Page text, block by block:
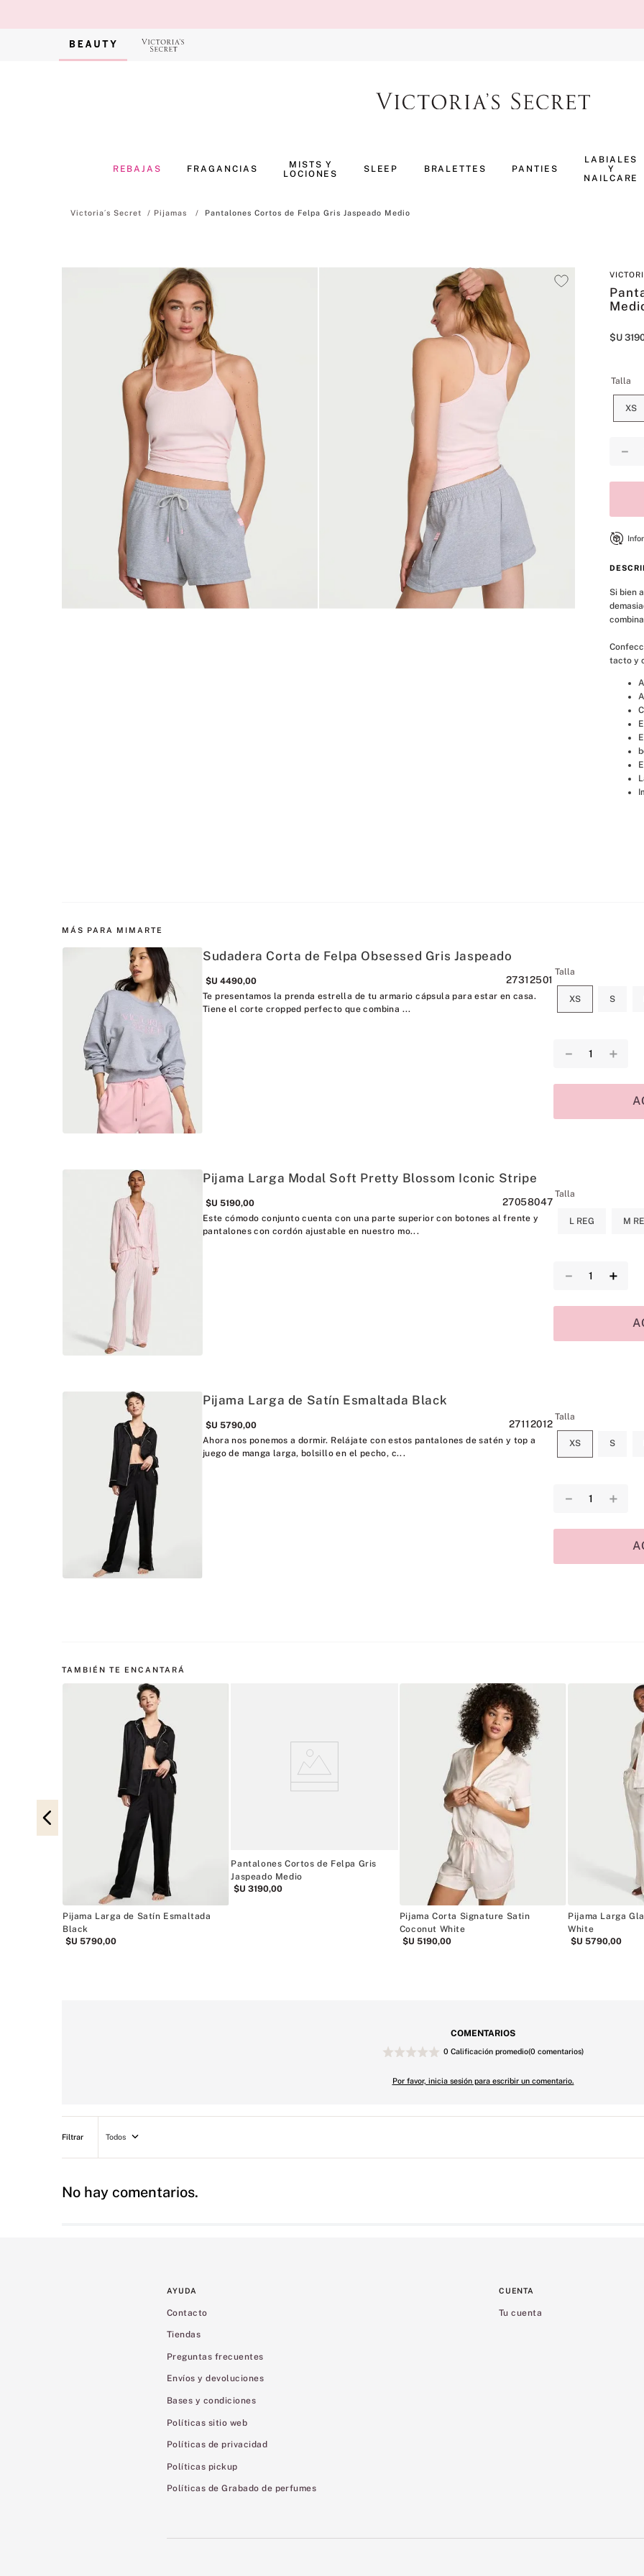
REBAJAS FRAGANCIAS
MISTS Y
LOCIONES
SLEEP BRALETTES PANTIES
LABIALES
Y
NAILCARE
Pijamas Pantalones Cortos de Felpa Gris Jaspeado Medio
$U
Talla
XS
－
Si bien
tacto y
MÁS PARA MIMARTE
Sudadera Corta de Felpa Obsessed Gris Jaspeado
$U 4490,00 27312501
Te presentamos la prenda estrella de tu armario cápsula para estar en casa.
Tiene el corte cropped perfecto que combina ...
Talla
XS S
＋
－
Pijama Larga Modal Soft Pretty Blossom Iconic Stripe
$U 5190,00 27058047
Este cómodo conjunto cuenta con una parte superior con botones al frente y
pantalones con cordón ajustable en nuestro mo...
Talla
L REG M
＋
－
Pijama Larga de Satín Esmaltada Black
$U 5790,00 27112012
Ahora nos ponemos a dormir. Relájate con estos pantalones de satén y top a
juego de manga larga, bolsillo en el pecho, c...
Talla
XS S
＋
－
TAMBIÉN TE ENCANTARÁ
Pijama Larga de Satín Esmaltada
Black
$U 5790,00
Pantalones Cortos de Felpa Gris
Jaspeado Medio
$U 3190,00
Pijama Corta Signature Satin
Coconut White
$U 5190,00
Pijama Larga
White
$U 5790,00
COMENTARIOS
0 Calificación promedio(0 comentarios)
Por favor, inicia sesión para escribir un comentario.
Todos
No hay comentarios.
AYUDA
Contacto
Tiendas
Preguntas frecuentes
Envíos y devoluciones
Bases y condiciones
Políticas sitio web
Políticas de privacidad
Políticas pickup
Políticas de Grabado de perfumes
CUENTA
Tu cuenta
6.
bombshell
7.
splash
8 .
mist
body
10
bare vanilla